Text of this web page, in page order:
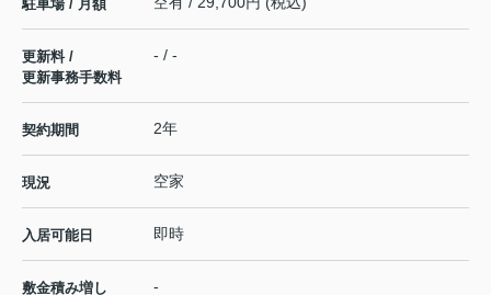
駐車場 / 月額
更新料 /
更新事務手数料
- / -
契約期間 2年
現況 空家
入居可能日 即時
敷金積み増し -